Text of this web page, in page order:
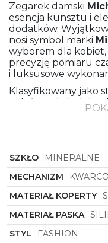
Zegarek damski
esencja kunsztu i
dodatków.
nosi symbol marki
wyborem dla
precyzję pomiaru
i luksusowe
Klasyfikowany jako
należący do
zachwyca swoim
wyjątkowym
wysokiej jakości
gdy stalowa koperta
elegancji.
Złoty kolor koperty
białym paskiem,
całość. Kolejnym
uwagę, jest
nowoczesna,
SZKŁO
MINERALNE
MECHANIZM
MATERIAŁ KOPERTY
MATERIAŁ PASKA
STYL
FASHION